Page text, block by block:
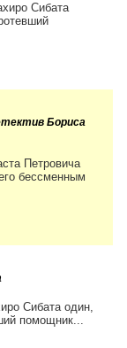
Сибата
Бориса
Петровича
бессменным
Сибата один,
помощник...